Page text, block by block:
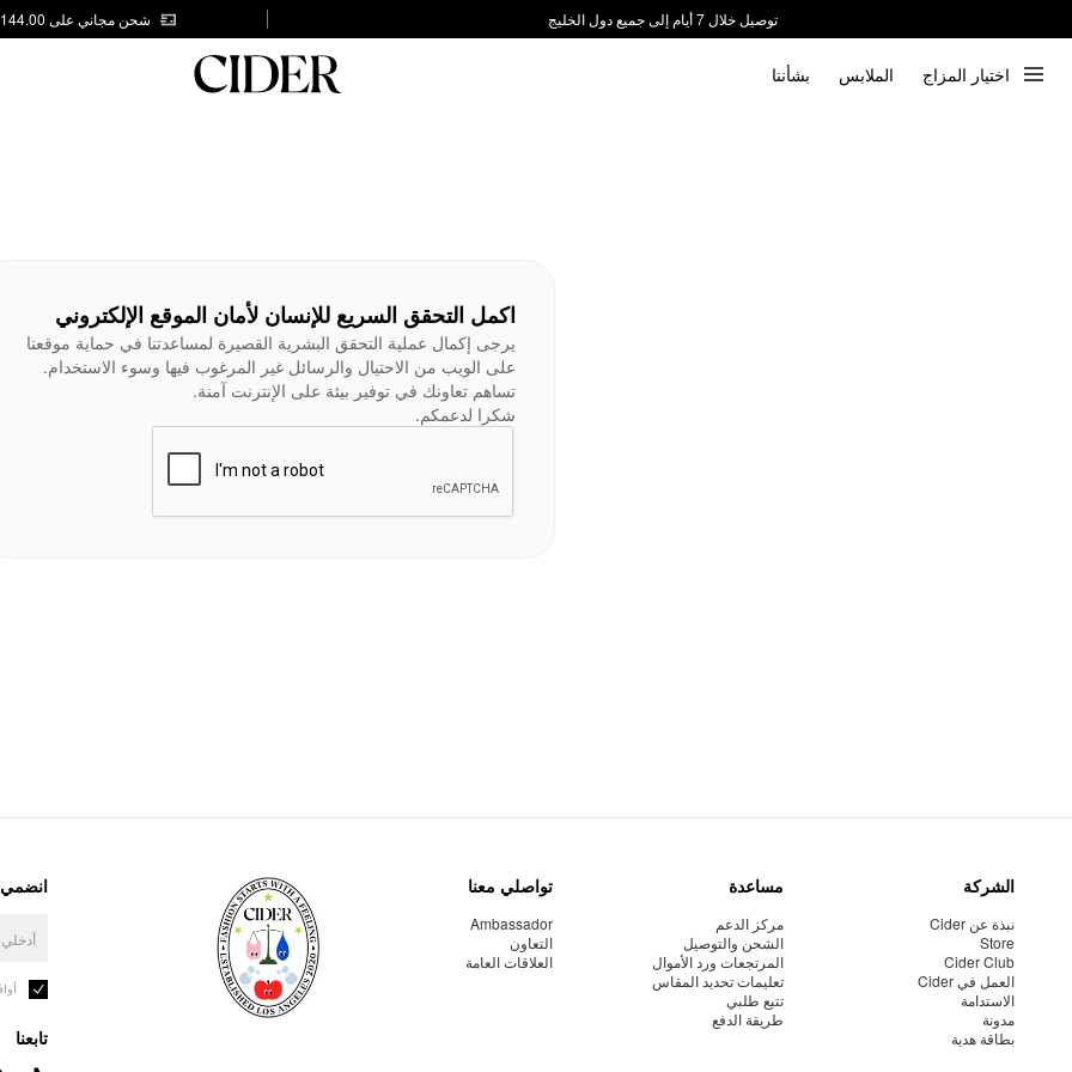
توصيل خلال 7 أيام إلى جميع دول الخليج
شحن مجاني على AED 144.00
اختيار المزاج الملابس بشأننا
اكمل التحقق السريع للإنسان لأمان الموقع الإلكتروني
يرجى إكمال عملية التحقق البشرية القصيرة لمساعدتنا في حماية موقعنا
على الويب من الاحتيال والرسائل غير المرغوب فيها وسوء الاستخدام.
تساهم تعاونك في توفير بيئة على الإنترنت آمنة.
شكرا لدعمكم.
الشركة
نبذة عن Cider
Store
Cider Club
العمل في Cider
الاستدامة
مدونة
بطاقة هدية
مساعدة
مركز الدعم
الشحن والتوصيل
المرتجعات ورد الأموال
تعليمات تحديد المقاس
تتبع طلبي
طريقة الدفع
تواصلي معنا
Ambassador
التعاون
العلاقات العامة
انضمي
تابعنا